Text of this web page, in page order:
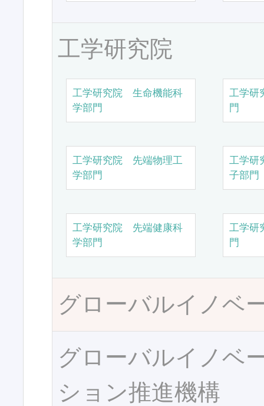
工学研究院
工学研究院 生命機能科
学部門
工学研
門
工学研究院 先端物理工
学部門
工学研
子部門
工学研究院 先端健康科
学部門
工学研
門
グローバルイノベ
グローバルイノベ
ション推進機構